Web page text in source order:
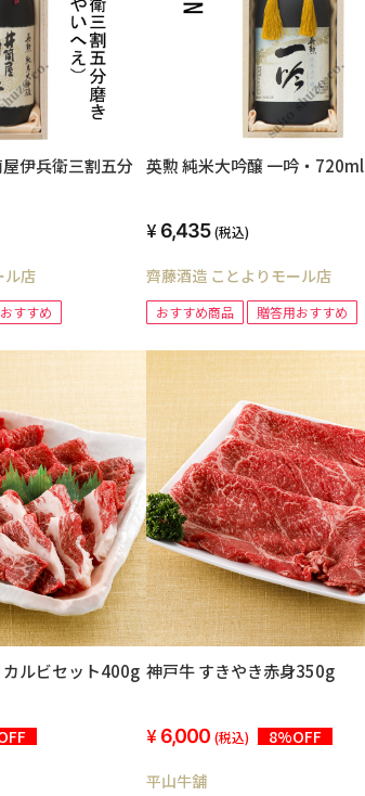
伊兵衛三割五分
ル店
すすめ
英勲 純米大吟醸 一吟・720ml
6,435 (税込)
齊藤酒造 ことよりモール店
おすすめ商品 贈答用おすすめ
ルビセット400g 神戸牛 すきやき赤身350g
6,000 (税込) 8%OFF
平山牛舗